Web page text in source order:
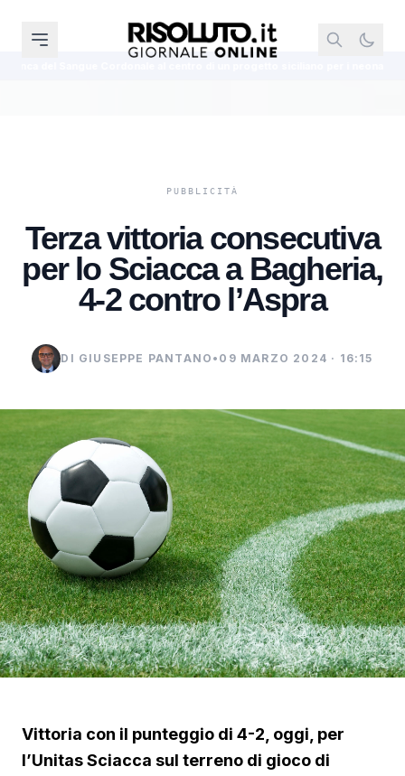
Terza vittoria consecutiva
per lo Sciacca a Bagheria,
4-2 contro l’Aspra
DI GIUSEPPE PANTANO • 09 MARZO 2024 · 16:15
Vittoria con il punteggio di 4-2, oggi, per
l’Unitas Sciacca sul terreno di gioco di